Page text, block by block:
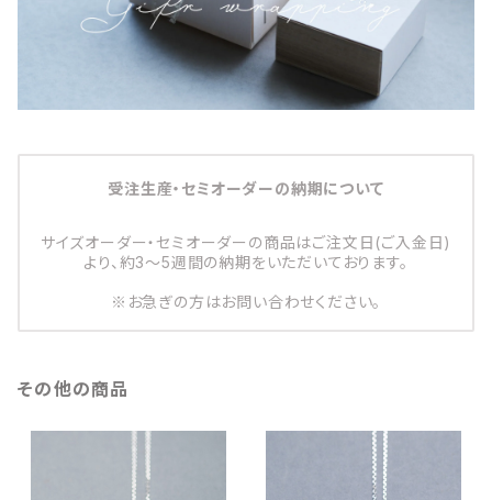
受注生産・セミオーダーの納期について
サイズオーダー・セミオーダーの商品はご注文日(ご入金日)
より、約3～5週間の納期をいただいております。
※お急ぎの方はお問い合わせください。
その他の商品